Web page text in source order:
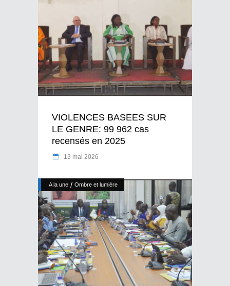
VIOLENCES BASEES SUR
LE GENRE: 99 962 cas
recensés en 2025
13 mai 2026
A la une / Ombre et lumière